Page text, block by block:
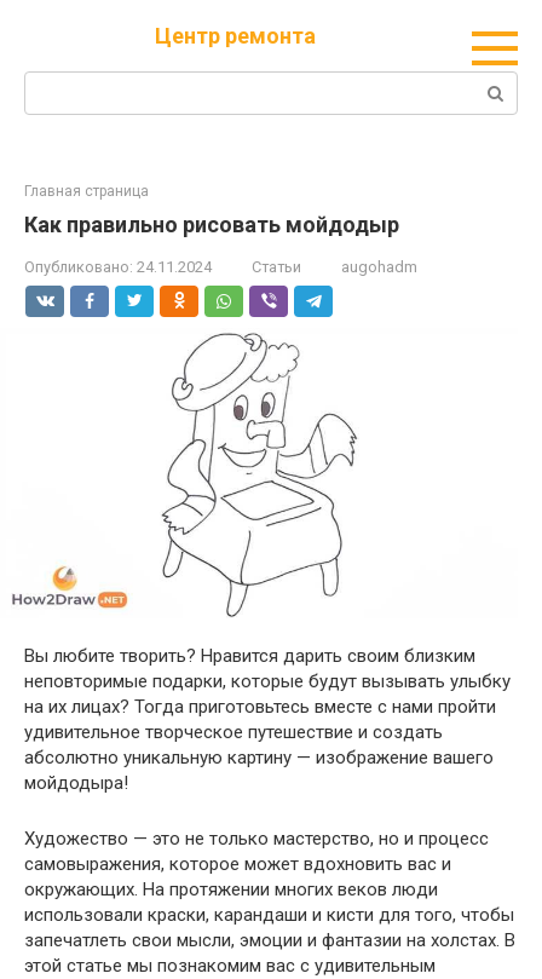
Центр ремонта
Поиск:
Главная страница
Как правильно рисовать мойдодыр
Опубликовано: 24.11.2024 Статьи augohadm
Вы любите творить? Нравится дарить своим близким
неповторимые подарки, которые будут вызывать улыбку
на их лицах? Тогда приготовьтесь вместе с нами пройти
удивительное творческое путешествие и создать
абсолютно уникальную картину — изображение вашего
мойдодыра!
Художество — это не только мастерство, но и процесс
самовыражения, которое может вдохновить вас и
окружающих. На протяжении многих веков люди
использовали краски, карандаши и кисти для того, чтобы
запечатлеть свои мысли, эмоции и фантазии на холстах. В
этой статье мы познакомим вас с удивительным